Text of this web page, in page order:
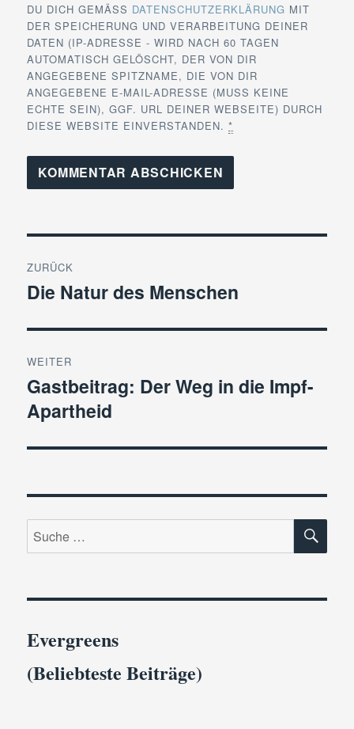
DU DICH GEMÄSS DATENSCHUTZERKLÄRUNG MIT
DER SPEICHERUNG UND VERARBEITUNG DEINER
DATEN (IP-ADRESSE - WIRD NACH 60 TAGEN
AUTOMATISCH GELÖSCHT, DER VON DIR
ANGEGEBENE SPITZNAME, DIE VON DIR
ANGEGEBENE E-MAIL-ADRESSE (MUSS KEINE
ECHTE SEIN), GGF. URL DEINER WEBSEITE) DURCH
DIESE WEBSITE EINVERSTANDEN.*
ZURÜCK
Vorheriger
Die Natur des Menschen
WEITER
Nächster
Beitrag:
Gastbeitrag: Der Weg in die Impf-
Apartheid
Suche
nach:
Evergreens
(Beliebteste Beiträge)